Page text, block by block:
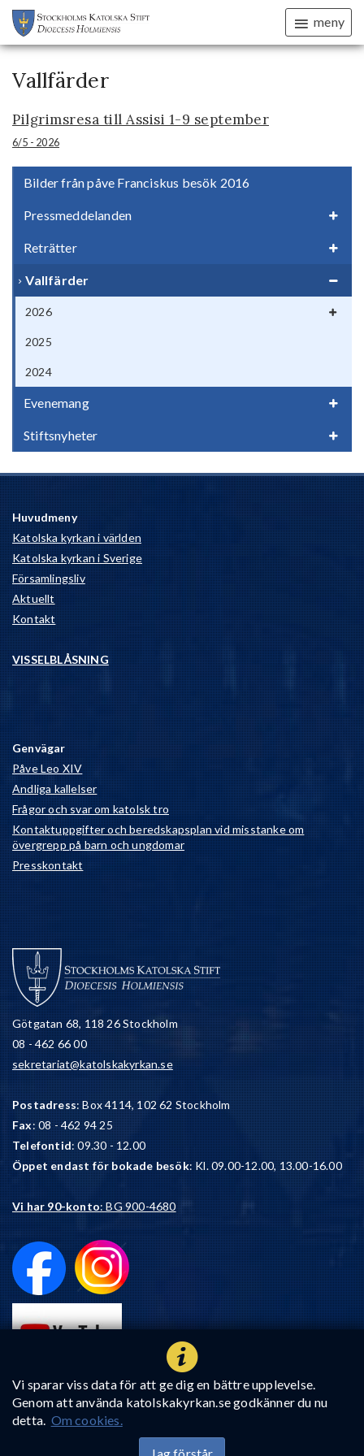
Vi sparar viss data för att ge dig en bättre upplevelse.
Genom att använda katolskakyrkan.se godkänner du nu
detta. Om cookies.
meny
Bilder från påve Franciskus besök 2016
Pressmeddelanden
Reträtter
Vallfärder
2026
2025
2024
Evenemang
Stiftsnyheter
Vallfärder
Pilgrimsresa till Assisi 1-9 september
6/5 - 2026
Huvudmeny
Katolska kyrkan i världen
Katolska kyrkan i Sverige
Församlingsliv
Aktuellt
Kontakt
VISSELBLÅSNING
Genvägar
Påve Leo XIV
Andliga kallelser
Frågor och svar om katolsk tro
Kontaktuppgifter och beredskapsplan vid misstanke om
övergrepp på barn och ungdomar
Presskontakt
Götgatan 68, 118 26 Stockholm
08 - 462 66 00
sekretariat@katolskakyrkan.se
Postadress: Box 4114, 102 62 Stockholm
Fax: 08 - 462 94 25
Telefontid: 09.30 - 12.00
Öppet endast för bokade besök: Kl. 09.00-12.00, 13.00-16.00
Vi har 90-konto: BG 900-4680